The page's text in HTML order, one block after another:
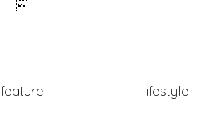

feature lifestyle